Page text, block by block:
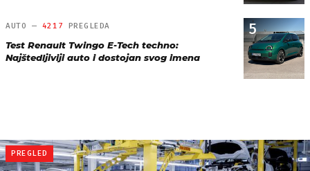
5
AUTO — 4217 PREGLEDA
Test Renault Twingo E-Tech techno:
Najštedljiviji auto i dostojan svog imena
PREGLED